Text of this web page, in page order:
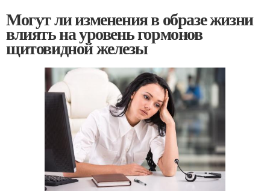
Могут ли изменения в образе жизни
влиять на уровень гормонов
щитовидной железы